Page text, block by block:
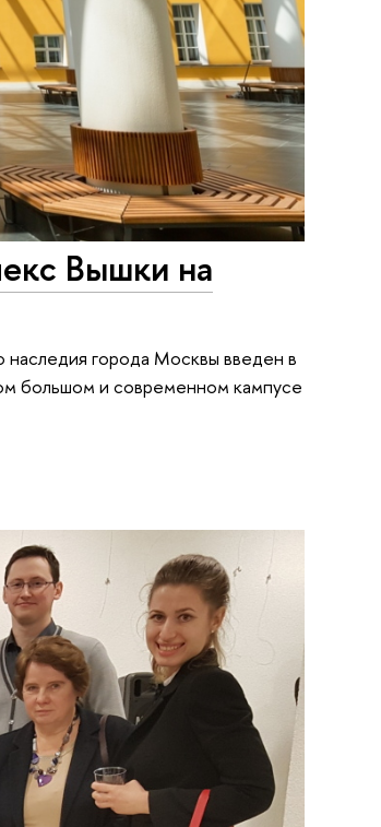
Вышки на
города Москвы введен в
большом и современном кампусе